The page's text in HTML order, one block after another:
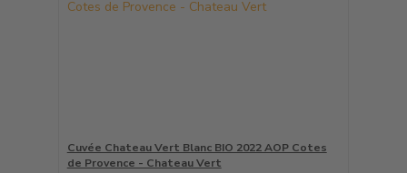
Cuvée Chateau Vert Blanc BIO 2022 AOP Cotes
de Provence - Chateau Vert